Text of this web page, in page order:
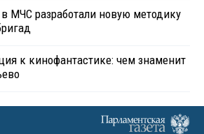
МЧС разработали новую методику
к кинофантастике: чем знаменит